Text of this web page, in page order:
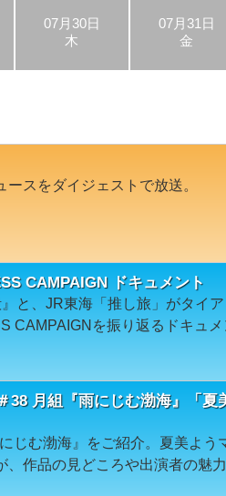
07月30日
木
07月31日
金
スをダイジェストで放送。
CAMPAIGN ドキュメント
と、JR東海「推し旅」がタイ
CAMPAIGNを振り返るドキュメ
38 月組『雨にじむ渤海』「夏
じむ渤海』をご紹介。夏美よう
、作品の見どころや出演者の魅